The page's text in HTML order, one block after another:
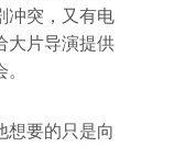
冲突，又有电
大片导演提供
想要的只是向